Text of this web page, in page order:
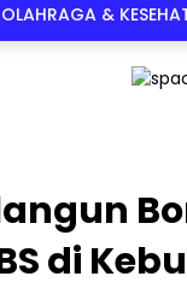
OLAHRAGA &
di